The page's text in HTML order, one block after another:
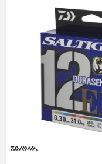
Anti-spam zaštita -